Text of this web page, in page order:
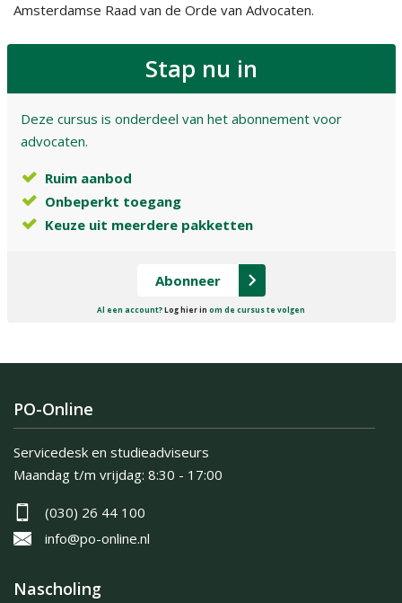
Amsterdamse Raad van de Orde van Advocaten.
Stap nu in
Deze cursus is onderdeel van het abonnement voor
advocaten.
Ruim aanbod
Onbeperkt toegang
Keuze uit meerdere pakketten
Abonneer
Al een account?Log hier in om de cursus te volgen
PO-Online
Servicedesk en studieadviseurs
Maandag t/m vrijdag: 8:30 - 17:00
(030) 26 44 100
info@po-online.nl
Nascholing